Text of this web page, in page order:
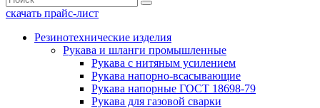
скачать прайс-лист
Резинотехнические изделия
Рукава и шланги промышленные
Рукава с нитяным усилением
Рукава напорно-всасывающие
Рукава напорные ГОСТ 18698-79
Рукава для газовой сварки